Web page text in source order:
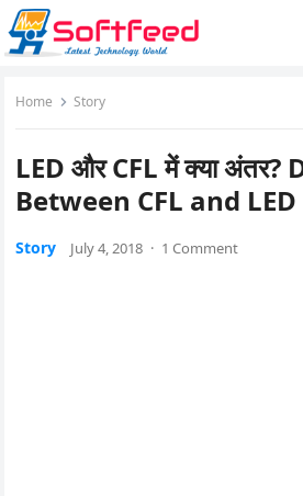
Home Story
LED और CFL में क्या
Between CFL and
Story July 4, 2018 · 1 Comment